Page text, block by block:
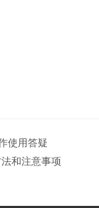
使用答疑
和注意事项